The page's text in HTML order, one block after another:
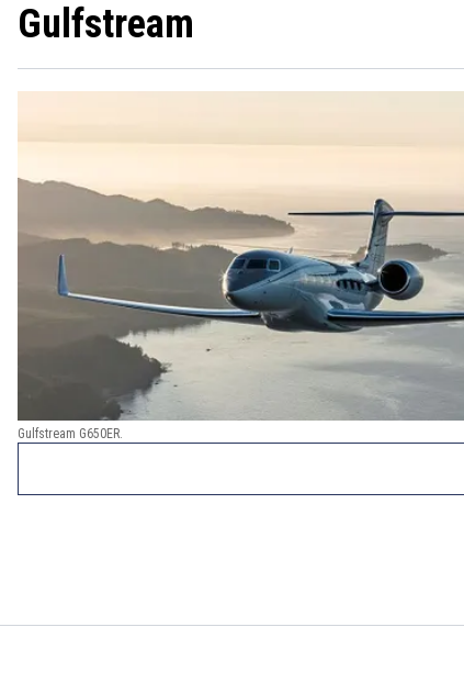
Gulfstream
Gulfstream G650ER.